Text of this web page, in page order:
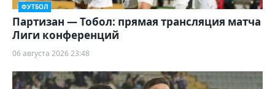
ФУТБОЛ
Партизан — Тобол: прямая трансляция матча
Лиги конференций
06 августа 2026 23:48